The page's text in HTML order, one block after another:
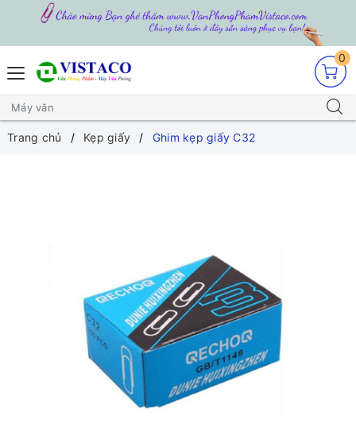
0
Trang chủ Kẹp giấy Ghim kẹp giấy C32